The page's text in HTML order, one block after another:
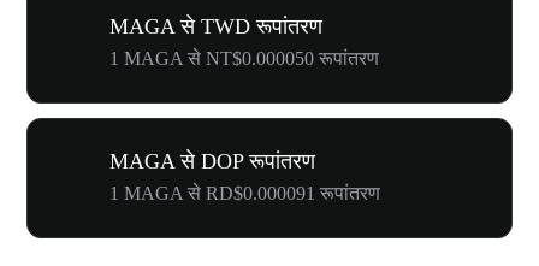
MAGA से TWD रूपांतरण
1 MAGA से NT$0.000050 रूपांतरण
MAGA से DOP रूपांतरण
1 MAGA से RD$0.000091 रूपांतरण